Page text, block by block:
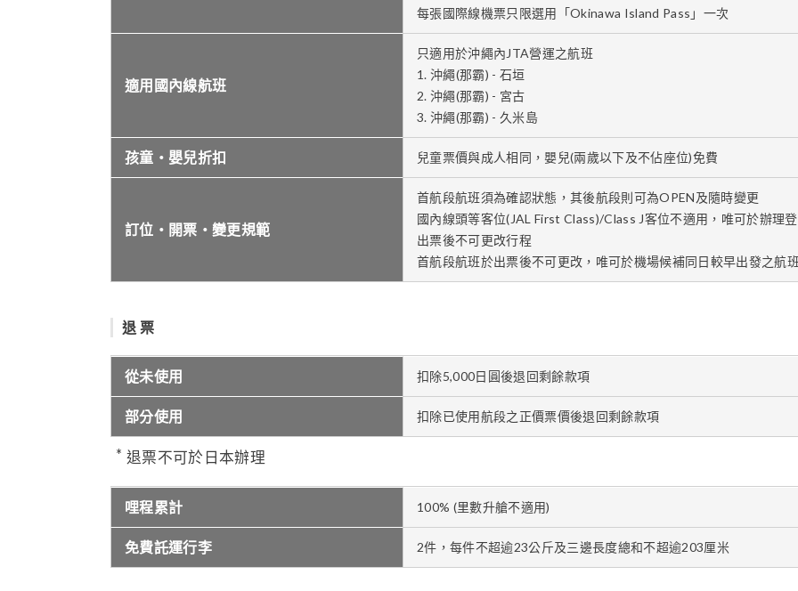
每張國際線機票只限選用「Okinawa Island Pass」一次
適用國內線航班
只適用於沖繩內JTA營運之航班
1. 沖繩(那霸) - 石垣
2. 沖繩(那霸) - 宮古
3. 沖繩(那霸) - 久米島
孩童・嬰兒折扣 兒童票價與成人相同，嬰兒(兩歲以下及不佔座位)免費
訂位・開票・變更規範
首航段航班須為確認狀態，其後航段則可為OPEN及隨時變更
國內線頭等客位(JAL First Class)/Class J客位不適用，唯可於辦理
出票後不可更改行程
首航段航班於出票後不可更改，唯可於機場候補同日較早出發之航
退 票
從未使用 扣除5,000日圓後退回剩餘款項
部分使用 扣除已使用航段之正價票價後退回剩餘款項
退票不可於日本辦理
哩程累計 100% (里數升艙不適用)
免費託運行李 2件，每件不超逾23公斤及三邊長度總和不超逾203厘米